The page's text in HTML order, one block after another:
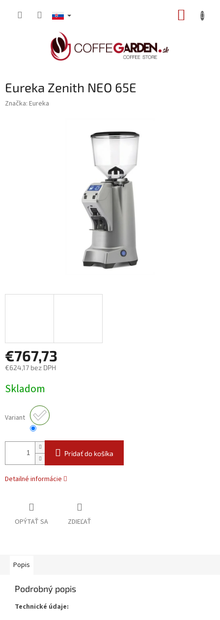
Eureka Zenith NEO 65E
Značka: Eureka
€767,73
€624,17 bez DPH
cena:
Skladom
Variant
Pridať do košíka
Detailné informácie
OPÝTAŤ SA ZDIEĽAŤ
Popis
Podrobný popis
Technické údaje: